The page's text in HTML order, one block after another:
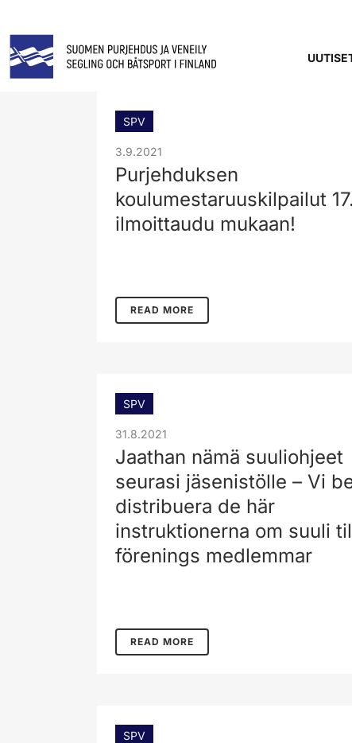
SPV
3.9.2021
Purjehduksen
koulumestaruuskilpailut
ilmoittaudu mukaan!
READ MORE
SPV
31.8.2021
Jaathan nämä suuliohjeet
seurasi jäsenistölle – Vi
distribuera de här
instruktionerna om suuli
förenings medlemmar
READ MORE
SPV